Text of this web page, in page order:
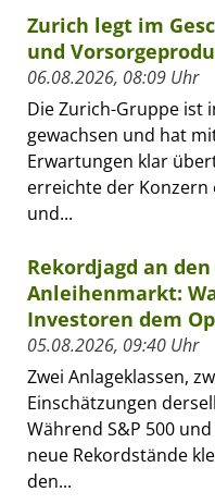
Zurich legt im
und
06.08.2026, 08:09 Uhr
Die Zurich-Gruppe ist
gewachsen und hat
Erwartungen klar
erreichte der Konzern
und...
Rekordjagd an
Anleihenmarkt:
Investoren dem
05.08.2026, 09:40 Uhr
Zwei Anlageklassen,
Einschätzungen
Während S&P 500
neue Rekordstände
den...